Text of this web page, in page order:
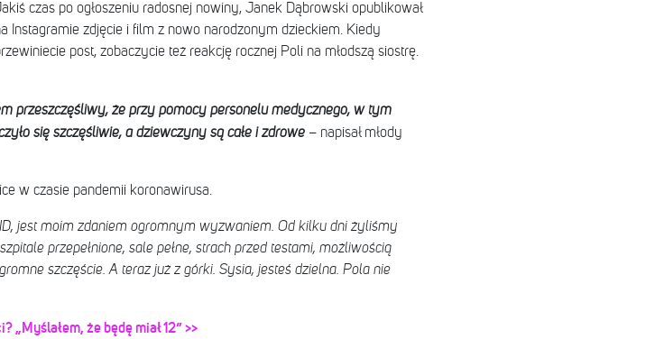
czas po ogłoszeniu radosnej nowiny, Janek Dąbrowski opublikował
Instagramie zdjęcie i film z nowo narodzonym dzieckiem. Kiedy
post, zobaczycie też reakcję rocznej Poli na młodszą siostrę.
przeszczęśliwy, że przy pomocy personelu medycznego, w tym
się szczęśliwie, a dziewczyny są całe i zdrowe – napisał młody
w czasie pandemii koronawirusa.
jest moim zdaniem ogromnym wyzwaniem. Od kilku dni żyliśmy
przepełnione, sale pełne, strach przed testami, możliwością
szczęście. A teraz już z górki. Sysia, jesteś dzielna. Pola nie
że będę miał 12” >>